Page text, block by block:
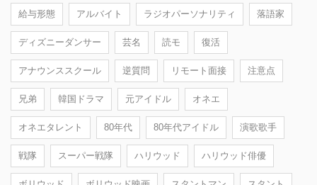
給与形態 アルバイト ラジオパーソナリティ 落語家
ディズニーダンサー 芸名 読モ 復活
アナウンススクール 逆質問 リモート面接 注意点
兄弟 韓国ドラマ 元アイドル オネエ
オネエタレント 80年代 80年代アイドル 演歌歌手
戦隊 スーパー戦隊 ハリウッド ハリウッド俳優